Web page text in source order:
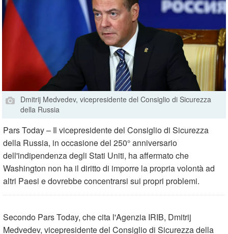
Dmitrij Medvedev, vicepresidente del Consiglio di Sicurezza
della Russia
Pars Today – Il vicepresidente del Consiglio di Sicurezza
della Russia, in occasione del 250° anniversario
dell'indipendenza degli Stati Uniti, ha affermato che
Washington non ha il diritto di imporre la propria volontà ad
altri Paesi e dovrebbe concentrarsi sui propri problemi.
Secondo Pars Today, che cita l'Agenzia IRIB, Dmitrij
Medvedev, vicepresidente del Consiglio di Sicurezza della